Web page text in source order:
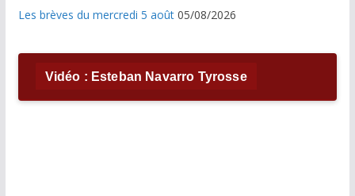
Les brèves du mercredi 5 août 05/08/2026
Vidéo : Esteban Navarro Tyrosse